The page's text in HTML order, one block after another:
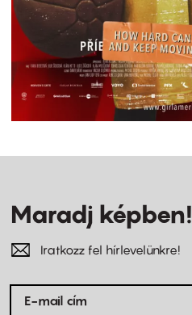
Maradj képben!
Iratkozz fel hírlevelünkre!